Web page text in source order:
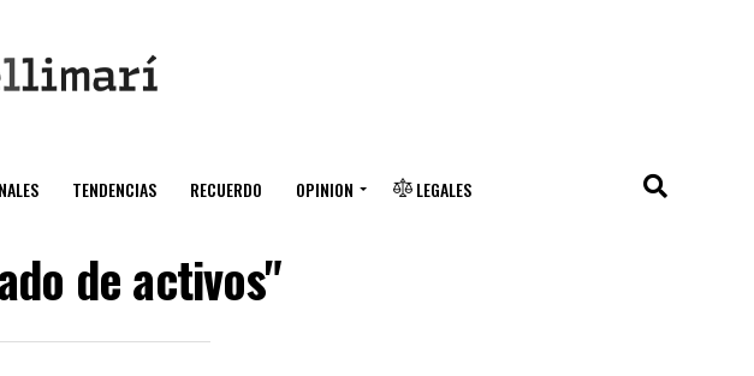
TENDENCIAS RECUERDO OPINION LEGALES
de activos"